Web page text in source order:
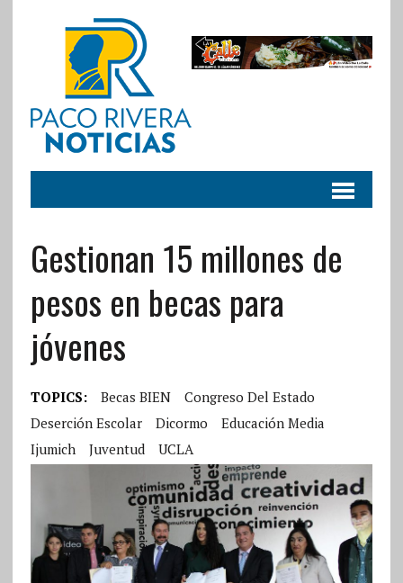
Gestionan 15 millones de
pesos en becas para
jóvenes
TOPICS: Becas BIEN
Congreso Del Estado
Deserción Escolar
Dicormo
Educación Media
Ijumich
Juventud UCLA